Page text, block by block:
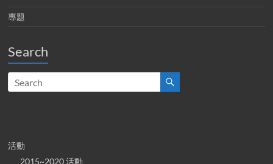
專題
Search
活動
2015~2020 活動